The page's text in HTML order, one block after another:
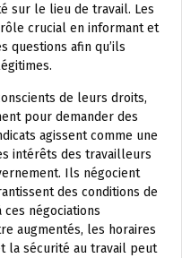
sur le lieu de travail. Les
crucial en informant et
questions afin qu’ils
de leurs droits,
pour demander des
agissent comme une
intérêts des travailleurs
Ils négocient
des conditions de
négociations
augmentés, les horaires
la sécurité au travail peut